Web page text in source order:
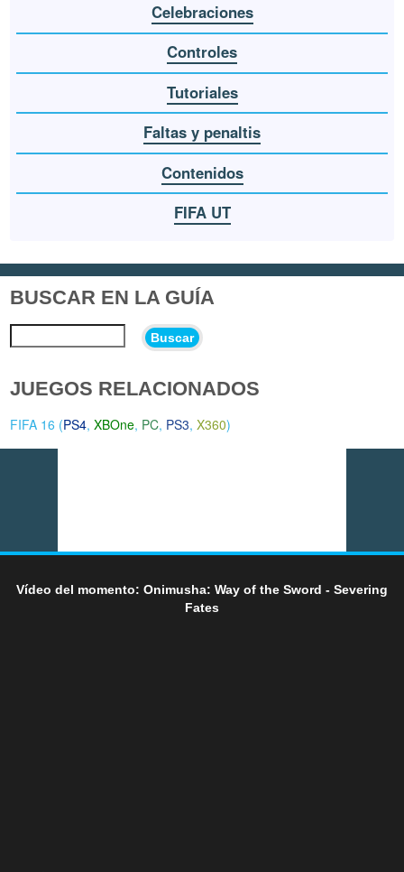
Celebraciones
Controles
Tutoriales
Faltas y penaltis
Contenidos
FIFA UT
BUSCAR EN LA GUÍA
Buscar
JUEGOS RELACIONADOS
FIFA 16 (PS4,XBOne, PC, PS3,X360)
Vídeo del momento: Onimusha: Way of the Sword - Severing
Fates